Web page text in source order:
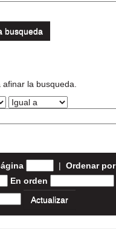
busqueda
la busqueda.
| Ordenar por
En orden